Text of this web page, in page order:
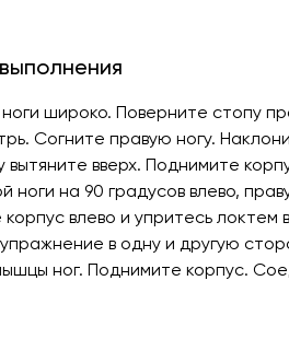
широко. Поверните стопу
Согните правую ногу.
вытяните вверх. Поднимите
ноги на 90 градусов влево,
влево и упритесь
в одну и другую
ног. Поднимите корпус.